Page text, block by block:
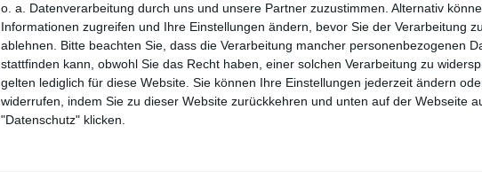
o. a. Datenverarbeitung durch uns und unsere Partner zuzustimmen. Alternativ
Informationen zugreifen und Ihre Einstellungen ändern, bevor Sie der Verarbeitung
ablehnen. Bitte beachten Sie, dass die Verarbeitung mancher personenbezogenen
stattfinden kann, obwohl Sie das Recht haben, einer solchen Verarbeitung zu
gelten lediglich für diese Website. Sie können Ihre Einstellungen jederzeit ändern
widerrufen, indem Sie zu dieser Website zurückkehren und unten auf der Webseite
"Datenschutz" klicken.